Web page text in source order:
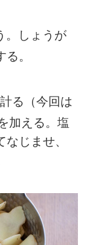
。しょうが
。
る（今回は
加える。塩
じませ、